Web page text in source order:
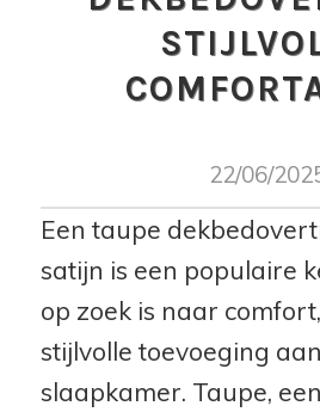
22/06/
Een taupe
satijn is een populaire
op zoek is naar
stijlvolle toevoeging
slaapkamer. Taupe,